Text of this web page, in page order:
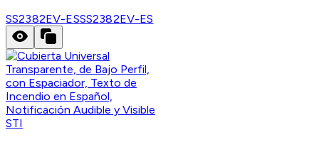
SS2382EV-ESSS2382EV-ES
STI